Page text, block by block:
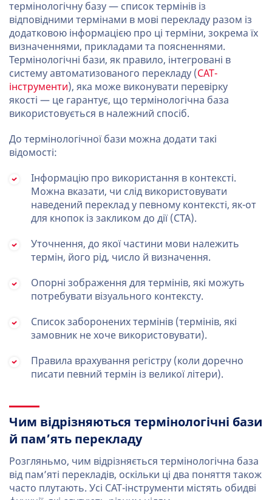
термінологічну базу — список термінів із
відповідними термінами в мові перекладу разом із
додатковою інформацією про ці терміни, зокрема їх
визначеннями, прикладами та поясненнями.
Термінологічні бази, як правило, інтегровані в
систему автоматизованого перекладу (CAT-
інструменти), яка може виконувати перевірку
якості — це гарантує, що термінологічна база
використовується в належний спосіб.
До термінологічної бази можна додати такі
відомості:
Інформацію про використання в контексті.
Можна вказати, чи слід використовувати
наведений переклад у певному контексті, як-от
для кнопок із закликом до дії (CTA).
Уточнення, до якої частини мови належить
термін, його рід, число й визначення.
Опорні зображення для термінів, які можуть
потребувати візуального контексту.
Список заборонених термінів (термінів, які
замовник не хоче використовувати).
Правила врахування регістру (коли доречно
писати певний термін із великої літери).
Чим відрізняються термінологічні бази
й пам’ять перекладу
Розгляньмо, чим відрізняється термінологічна база
від пам’яті перекладів, оскільки ці два поняття також
часто плутають. Усі CAT-інструменти містять обидві